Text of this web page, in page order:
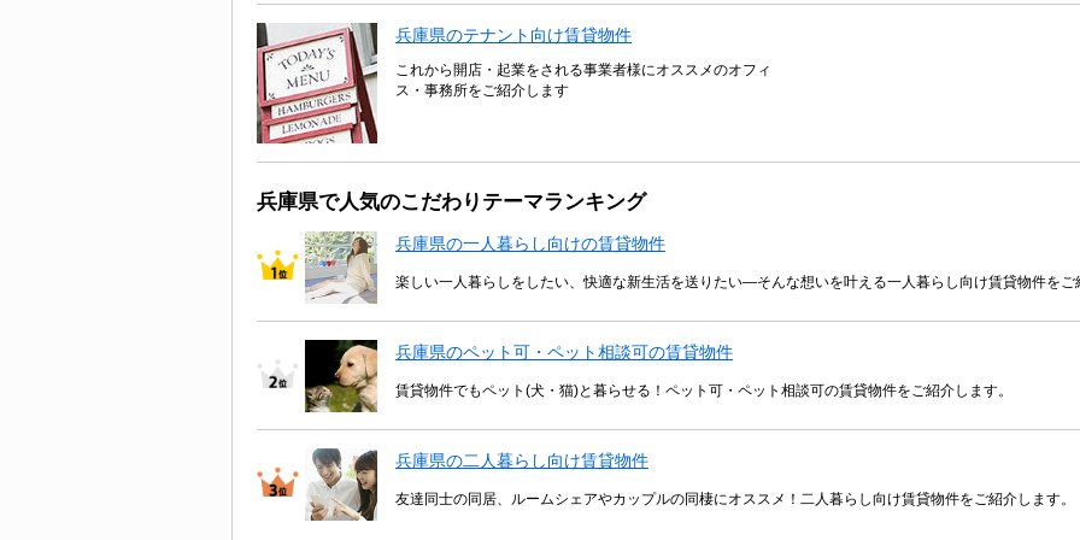
兵庫県のテナント向け賃貸物件
これから開店・起業をされる事業者様にオススメのオフィ
ス・事務所をご紹介します
兵庫県で人気のこだわりテーマランキング
兵庫県の一人暮らし向けの賃貸物件
楽しい一人暮らしをしたい、快適な新生活を送りたい―そんな想いを叶える一人暮らし向け賃貸物件をご
兵庫県のペット可・ペット相談可の賃貸物件
賃貸物件でもペット(犬・猫)と暮らせる！ペット可・ペット相談可の賃貸物件をご紹介します。
兵庫県の二人暮らし向け賃貸物件
友達同士の同居、ルームシェアやカップルの同棲にオススメ！二人暮らし向け賃貸物件をご紹介します。